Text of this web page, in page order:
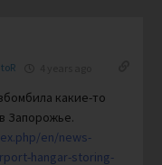
какие-то
Запорожье.
en/news-
hangar-storing-